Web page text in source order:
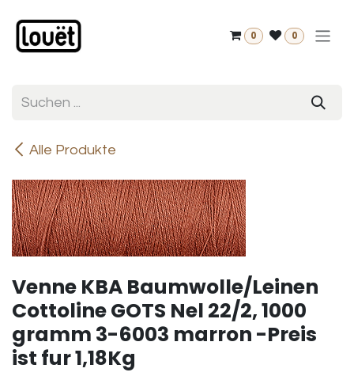
0 0
Alle Produkte
Venne KBA Baumwolle/Leinen
Cottoline GOTS Nel 22/2, 1000
gramm 3-6003 marron -Preis
ist fur 1,18Kg